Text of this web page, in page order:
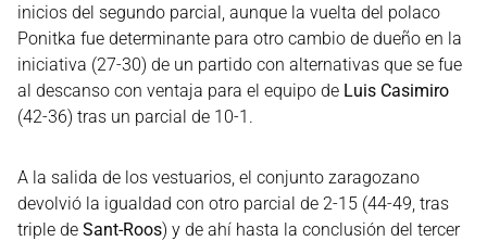
inicios del segundo parcial, aunque la vuelta del polaco
Ponitka fue determinante para otro cambio de dueño en la
iniciativa (27-30) de un partido con alternativas que se fue
al descanso con ventaja para el equipo de Luis Casimiro
(42-36) tras un parcial de 10-1.
A la salida de los vestuarios, el conjunto zaragozano
devolvió la igualdad con otro parcial de 2-15 (44-49, tras
triple de Sant-Roos) y de ahí hasta la conclusión del tercer